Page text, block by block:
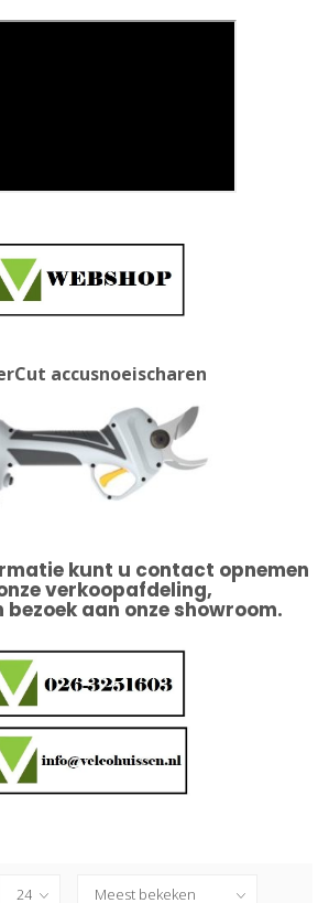
accusnoeischaren
kunt u contact opnemen
verkoopafdeling,
bezoek aan onze showroom.